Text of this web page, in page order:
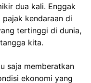
dua kali. Enggak
kendaraan di
tertinggi di dunia,
kita.
saja memberatkan
ekonomi yang